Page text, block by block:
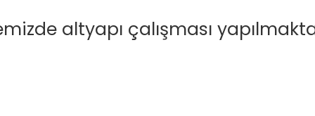
altyapı çalışması